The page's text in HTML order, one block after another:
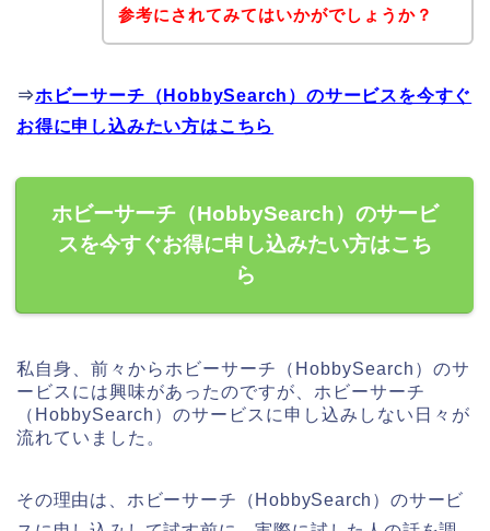
参考にされてみてはいかがでしょうか？
⇒ホビーサーチ（HobbySearch）のサービスを今すぐ
お得に申し込みたい方はこちら
ホビーサーチ（HobbySearch）のサービ
スを今すぐお得に申し込みたい方はこち
ら
私自身、前々からホビーサーチ（HobbySearch）のサ
ービスには興味があったのですが、ホビーサーチ
（HobbySearch）のサービスに申し込みしない日々が
流れていました。
その理由は、ホビーサーチ（HobbySearch）のサービ